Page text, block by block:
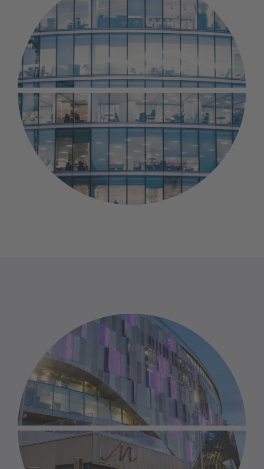
busy shopping mall, long exposure time,
shoppers moving are deliberately blurred